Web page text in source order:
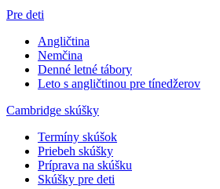
Pre deti
Angličtina
Nemčina
Denné letné tábory
Leto s angličtinou pre tínedžerov
Cambridge skúšky
Termíny skúšok
Priebeh skúšky
Príprava na skúšku
Skúšky pre deti